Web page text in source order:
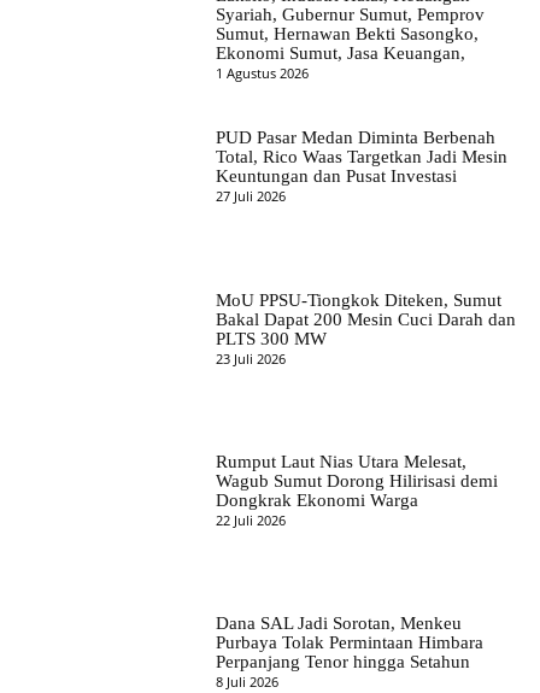
Syariah, Gubernur Sumut, Pemprov
Sumut, Hernawan Bekti Sasongko,
Ekonomi Sumut, Jasa Keuangan,
1 Agustus 2026
PUD Pasar Medan Diminta Berbenah
Total, Rico Waas Targetkan Jadi Mesin
Keuntungan dan Pusat Investasi
27 Juli 2026
MoU PPSU-Tiongkok Diteken, Sumut
Bakal Dapat 200 Mesin Cuci Darah dan
PLTS 300 MW
23 Juli 2026
Rumput Laut Nias Utara Melesat,
Wagub Sumut Dorong Hilirisasi demi
Dongkrak Ekonomi Warga
22 Juli 2026
Dana SAL Jadi Sorotan, Menkeu
Purbaya Tolak Permintaan Himbara
Perpanjang Tenor hingga Setahun
8 Juli 2026